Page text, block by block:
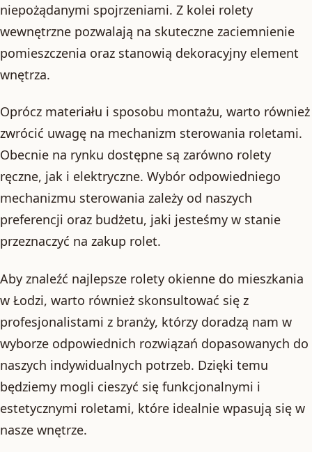
niepożądanymi spojrzeniami. Z kolei rolety
wewnętrzne pozwalają na skuteczne zaciemnienie
pomieszczenia oraz stanowią dekoracyjny element
wnętrza.
Oprócz materiału i sposobu montażu, warto również
zwrócić uwagę na mechanizm sterowania roletami.
Obecnie na rynku dostępne są zarówno rolety
ręczne, jak i elektryczne. Wybór odpowiedniego
mechanizmu sterowania zależy od naszych
preferencji oraz budżetu, jaki jesteśmy w stanie
przeznaczyć na zakup rolet.
Aby znaleźć najlepsze rolety okienne do mieszkania
w Łodzi, warto również skonsultować się z
profesjonalistami z branży, którzy doradzą nam w
wyborze odpowiednich rozwiązań dopasowanych do
naszych indywidualnych potrzeb. Dzięki temu
będziemy mogli cieszyć się funkcjonalnymi i
estetycznymi roletami, które idealnie wpasują się w
nasze wnętrze.